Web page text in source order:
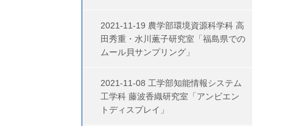
2021-11-19 農学部環境資源科学科 高
田秀重・水川薫子研究室「福島県での
ムール貝サンプリング」
2021-11-08 工学部知能情報システム
工学科 藤波香織研究室「アンビエン
トディスプレイ」